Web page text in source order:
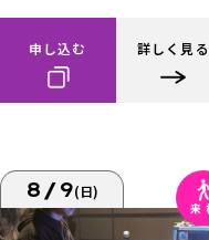
申し込む 詳しく見る
8/9(日)